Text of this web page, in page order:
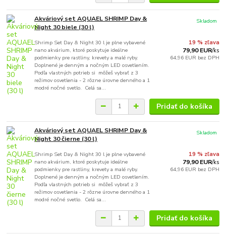
Akváriový set AQUAEL SHRIMP Day &
Night 30 biele (30 l)
Shrimp Set Day & Night 30 l je plne vybavené
nano akvárium, ktoré poskytuje ideálne
podmienky pre rastliny, krevety a malé ryby.
Doplnené je denným a nočným LED osvetlením.
Podľa vlastných potrieb si môžeš vybrať z 3
režimov osvetlenia - 2 rôzne úrovne denného a 1
modré nočné svetlo. Celá sa...
19 % zľava
79,90 EUR/ks
64,96 EUR bez DPH
Skladom
Pridať do košíka
Akváriový set AQUAEL SHRIMP Day &
Night 30 čierne (30 l)
Shrimp Set Day & Night 30 l je plne vybavené
nano akvárium, ktoré poskytuje ideálne
podmienky pre rastliny, krevety a malé ryby.
Doplnené je denným a nočným LED osvetlením.
Podľa vlastných potrieb si môžeš vybrať z 3
režimov osvetlenia - 2 rôzne úrovne denného a 1
modré nočné svetlo. Celá sa...
19 % zľava
79,90 EUR/ks
64,96 EUR bez DPH
Skladom
Pridať do košíka